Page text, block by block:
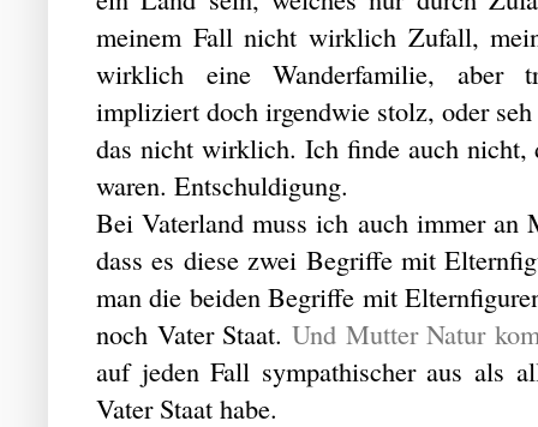
meinem Fall nicht wirklich Zufall,
wirklich eine Wanderfamilie, aber
impliziert doch irgendwie stolz, oder
das nicht wirklich. Ich finde auch nicht,
waren. Entschuldigung.
Bei Vaterland muss ich auch immer
dass es diese zwei Begriffe mit
man die beiden Begriffe mit
noch Vater Staat.Und Mutter Natur
auf jeden Fall sympathischer aus als
Vater Staat habe.